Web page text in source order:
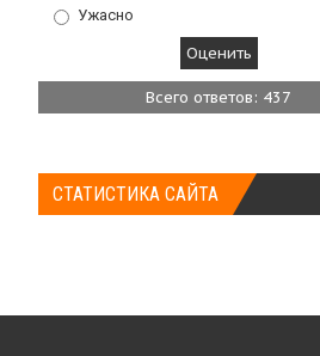
Ужасно
Всего ответов: 437
СТАТИСТИКА САЙТА